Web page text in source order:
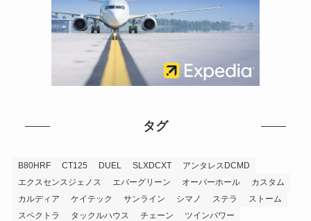
タグ
B80HRF CT125 DUEL SLXDCXT
アンタレスDCMD
エクスセンスジェノス
エバーグリーン オーバーホール
カスタム
カルディア
ケイテック サンライン シマノ ステラ
ストーム
スペクトラ
タックルハウス チェーン
ツインパワー